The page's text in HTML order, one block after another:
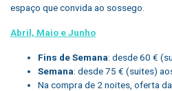
espaço que convida ao sossego.
Abril, Maio e Junho
Fins de Semana: desde 60 €
Semana: desde 75 € (suites)
Na compra de 2 noites, oferta